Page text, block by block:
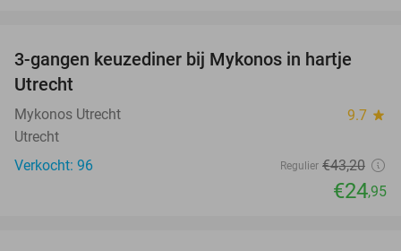
42%
3-gangen keuzediner bij Mykonos in hartje
Utrecht
Mykonos Utrecht 9.7 star
Utrecht
Verkocht: 96
Regulier €43,20
€24,95